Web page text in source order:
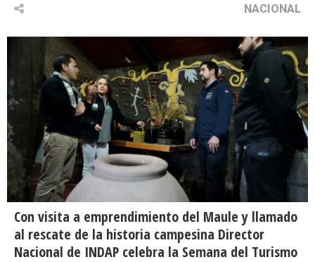
NACIONAL
Con visita a emprendimiento del Maule y llamado
al rescate de la historia campesina Director
Nacional de INDAP celebra la Semana del Turismo